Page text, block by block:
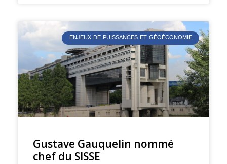
ENJEUX DE PUISSANCES ET GÉOÉCONOMIE
Gustave Gauquelin nommé
chef du SISSE